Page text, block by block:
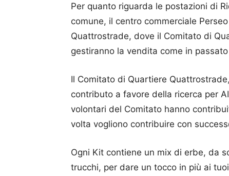
Per quanto riguarda le postazioni di
comune, il centro commerciale
Quattrostrade, dove il Comitato di
gestiranno la vendita come in
Il Comitato di Quartiere
contributo a favore della ricerca per
volontari del Comitato hanno
volta vogliono contribuire con
Ogni Kit contiene un mix di erbe, da
trucchi, per dare un tocco in più ai